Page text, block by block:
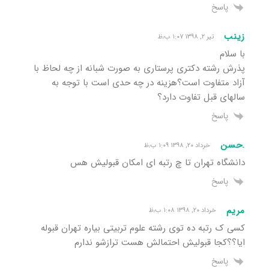
پاسخ
زینب تیر ۲, ۱۳۹۸ ۱:۰۷ ب٫ظ
با سلام
پذرش رشته دکتری پرستاری به صورت شبانه از چه لحاظ با
آزاد متفاوت است؟هزینه در چه حدی است با توجه به
سالهای قبل تفاوت دارد؟
پاسخ
.حسن خرداد ۲۰, ۱۳۹۸ ۱:۰۹ ب٫ظ
دانشگاه تهران تا چ رتبه ای امکان قبولیش هس
پاسخ
مریم خرداد ۲۰, ۱۳۹۸ ۱:۰۸ ب٫ظ
کسی ک رتبه ده توی رشته علوم تربیتی بیاره تهران قبوله
ایا؟؟کجا قبولیش احتمالش هست ترازشو ندارم
پاسخ